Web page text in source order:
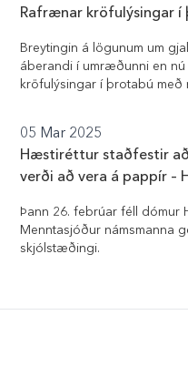
Rafrænar kröfulýsingar í
Breytingin á lögunum um
áberandi í umræðunni en
kröfulýsingar í þrotabú
05 Mar 2025
Hæstiréttur staðfestir
verði að vera á pappír –
Þann 26. febrúar féll dómur
Menntasjóður námsmanna
skjólstæðingi.